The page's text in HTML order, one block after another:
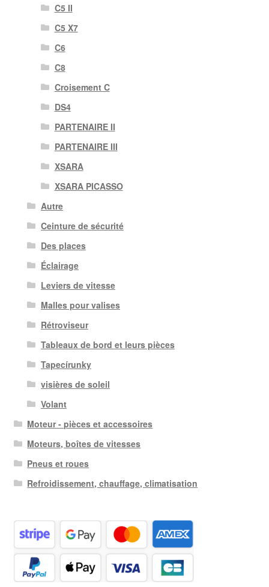
C5 II
C5 X7
C6
C8
Croisement C
DS4
PARTENAIRE II
PARTENAIRE III
XSARA
XSARA PICASSO
Autre
Ceinture de sécurité
Des places
Éclairage
Leviers de vitesse
Malles pour valises
Rétroviseur
Tableaux de bord et leurs pièces
Tapecírunky
visières de soleil
Volant
Moteur - pièces et accessoires
Moteurs, boîtes de vitesses
Pneus et roues
Refroidissement, chauffage, climatisation